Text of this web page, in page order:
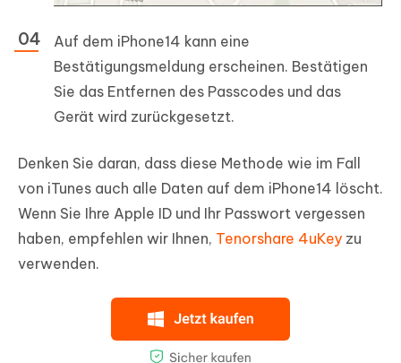
Auf dem iPhone14 kann eine
Bestätigungsmeldung erscheinen. Bestätigen
Sie das Entfernen des Passcodes und das
Gerät wird zurückgesetzt.
Denken Sie daran, dass diese Methode wie im Fall
von iTunes auch alle Daten auf dem iPhone14 löscht.
Wenn Sie Ihre Apple ID und Ihr Passwort vergessen
haben, empfehlen wir Ihnen, Tenorshare 4uKey zu
verwenden.